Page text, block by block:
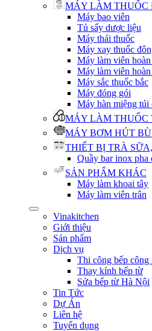
MÁY LÀM THUỐC
Máy bao viên
Tủ sấy dược liệu
Máy thái thuốc
Máy xay thuốc
Máy làm viên
Máy làm viên
Máy sắc thuốc bắc
Máy đóng gói
Máy hàn miệng túi
MÁY LÀM THUỐC
MÁY BƠM HÚT
THIẾT BỊ TRÀ
Quầy bar inox pha
SẢN PHẨM KHÁC
Máy làm khoai tây
Máy làm viên trân
Vinakitchen
Giới thiệu
Sản phẩm
Dịch vụ
Thi công bếp công
Thay kính bếp từ
Sửa bếp từ Hà Nội
Tin Tức
Dự Án
Liên hệ
Tuyển dụng